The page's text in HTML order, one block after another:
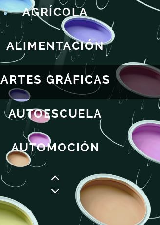
AGRÍCOLA
ALIMENTACIÓN
ARTES GRÁFICAS
AUTOESCUELA
AUTOMOCIÓN
CONSTRUCCIÓN
CONSULADOS